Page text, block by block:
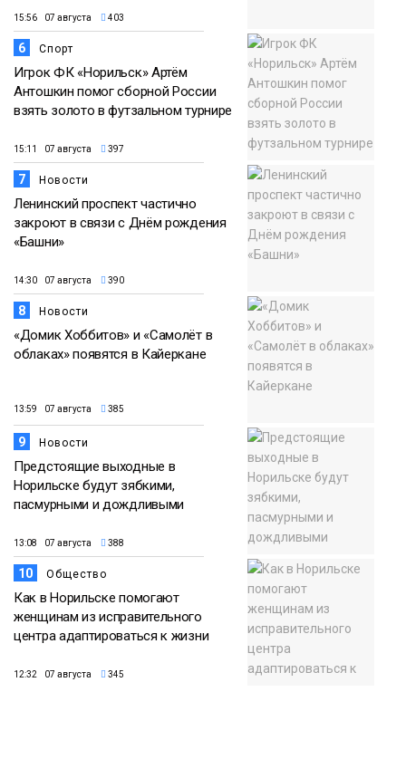
15:56 07 августа 403
6 Спорт
Игрок ФК «Норильск» Артём
Антошкин помог сборной России
взять золото в футзальном турнире
15:11 07 августа 397
7 Новости
Ленинский проспект частично
закроют в связи с Днём рождения
«Башни»
14:30 07 августа 390
8 Новости
«Домик Хоббитов» и «Самолёт в
облаках» появятся в Кайеркане
13:59 07 августа 385
9 Новости
Предстоящие выходные в
Норильске будут зябкими,
пасмурными и дождливыми
13:08 07 августа 388
10 Общество
Как в Норильске помогают
женщинам из исправительного
центра адаптироваться к жизни
12:32 07 августа 345